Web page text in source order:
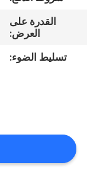
اتصل
أخبار
خريطة
القدرة على
العرض:
تسليط الضوء: